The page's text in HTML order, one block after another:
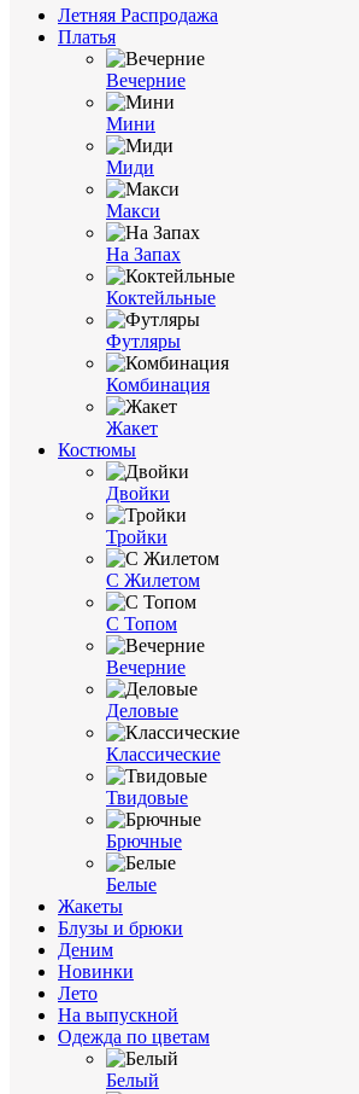
Летняя Распродажа
Платья
Вечерние
Мини
Миди
Макси
На Запах
Коктейльные
Футляры
Комбинация
Жакет
Костюмы
Двойки
Тройки
С Жилетом
С Топом
Вечерние
Деловые
Классические
Твидовые
Брючные
Белые
Жакеты
Блузы и брюки
Деним
Новинки
Лето
На выпускной
Одежда по цветам
Белый